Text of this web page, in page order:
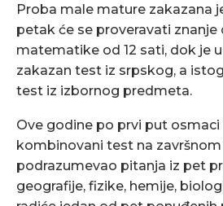
Proba male mature zakazana
petak će se proveravati znanje
matematike od 12 sati, dok je
zakazan test iz srpskog, a
test iz izbornog predmeta.
Ove godine po prvi put
kombinovani test na
podrazumevao pitanja iz pet
geografije, fizike, hemije,